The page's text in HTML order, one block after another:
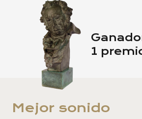
1
Mejor sonido